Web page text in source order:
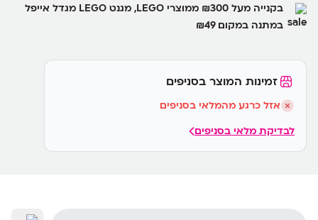
בקנייה מעל ₪300 ממוצרי LEGO, מגנט LEGO מגדל אייפל
במתנה במקום ₪49
זמינות המוצר בסניפים
אזל כרגע מהמלאי בסניפים
לבדיקת מלאי בסניפים